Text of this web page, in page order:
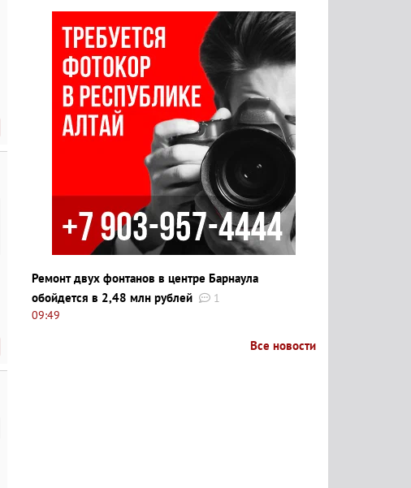
Ремонт двух фонтанов в центре Барнаула
обойдется в 2,48 млн рублей
1
09:49
Все новости